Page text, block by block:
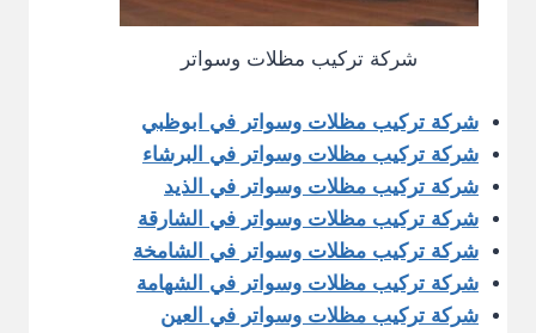
شركة تركيب مظلات وسواتر
شركة تركيب مظلات وسواتر في ابوظبي
شركة تركيب مظلات وسواتر في البرشاء
شركة تركيب مظلات وسواتر في الذيد
شركة تركيب مظلات وسواتر في الشارقة
شركة تركيب مظلات وسواتر في الشامخة
شركة تركيب مظلات وسواتر في الشهامة
شركة تركيب مظلات وسواتر في العين